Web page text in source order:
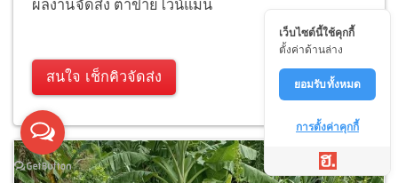
ผลงานจัดส่ง ตาข่ายไวน์แมน
สนใจ เช็กคิวจัดส่ง
เว็บไซต์นี้ใช้คุกกี้
ตั้งค่าด้านล่าง
ยอมรับทั้งหมด
การตั้งค่าคุกกี้